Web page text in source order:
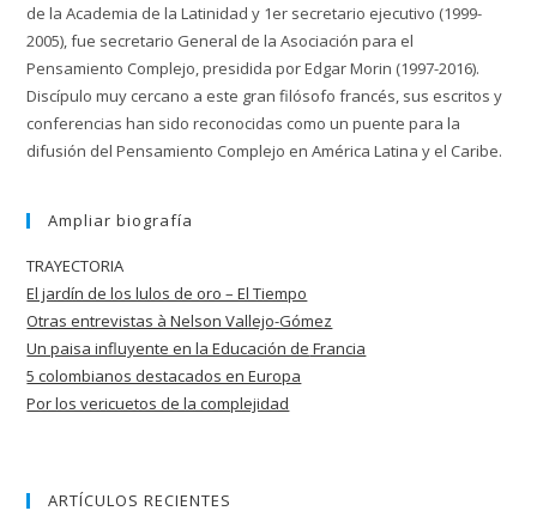
de la Academia de la Latinidad y 1er secretario ejecutivo (1999-
2005), fue secretario General de la Asociación para el
Pensamiento Complejo, presidida por Edgar Morin (1997-2016).
Discípulo muy cercano a este gran filósofo francés, sus escritos y
conferencias han sido reconocidas como un puente para la
difusión del Pensamiento Complejo en América Latina y el Caribe.
Ampliar biografía
TRAYECTORIA
El jardín de los lulos de oro – El Tiempo
Otras entrevistas à Nelson Vallejo-Gómez
Un paisa influyente en la Educación de Francia
5 colombianos destacados en Europa
Por los vericuetos de la complejidad
ARTÍCULOS RECIENTES